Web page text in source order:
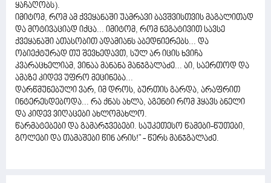
ყაჩაღობს).
იმიტომ, რომ ამ ქვეყანაში უამრავი ბავშვისთვის მაგალითად
და მოტივაციად იქცა... იმიტომ, რომ ნეგატივით სავსე
ქვეყანაში ათასობით ადამიანს აბედნიერებს... და
ობიექტურად თუ შევხედავთ, სულ არ იცის ხვიჩა
კვარაცხელიამ, ვინაა მანანა მანჯგალაძე... აი, საერთოდ და
ამაზე კიდევ უფრო მეცინება...
დარწმუნებული ვარ, იმ დროს, ბურთის გარდა, არაფრით
ინტერესდებოდა... რა ქნას ახლა, აგენტი რომ ჰყავს ბნელი
და კიდევ ვიღაცები ახლომახლო.
წარმატებები და გამარჯვებები. საუკეთესო წამები-წუთები,
გოლები და თამაშები წინ არის!" - წერს მანჯგალაძე.